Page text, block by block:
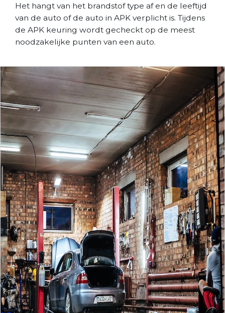
Het hangt van het brandstof type af en de leeftijd
van de auto of de auto in APK verplicht is. Tijdens
de APK keuring wordt gecheckt op de meest
noodzakelijke punten van een auto.